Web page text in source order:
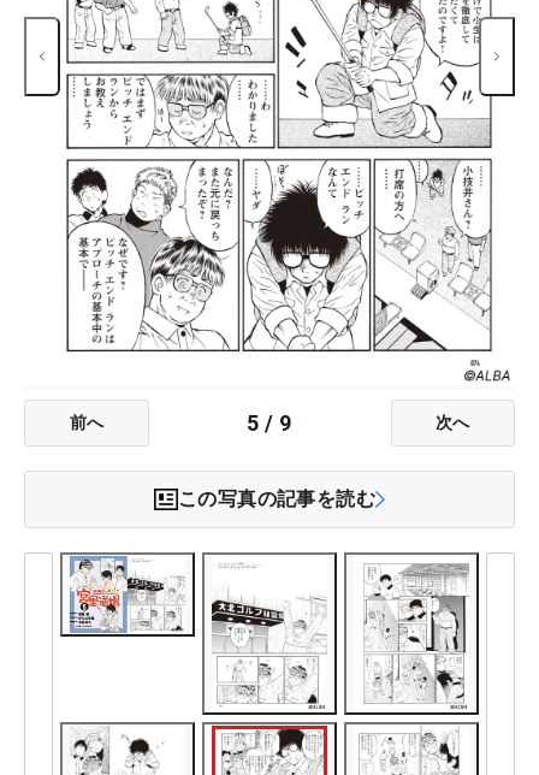
前へ 5 / 9 次へ
この写真の記事を読む